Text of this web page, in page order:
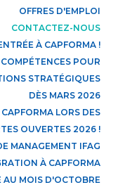
OFFRES D'EMPLOI
CONTACTEZ-NOUS
À CAPFORMA !
POUR
STRATÉGIQUES
DÈS MARS 2026
LORS DES
OUVERTES 2026 !
MANAGEMENT IFAG
À CAPFORMA
AU MOIS D'OCTOBRE